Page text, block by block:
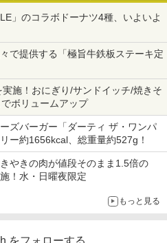
」のコラボドーナツ4種、いよいよ
で提供する「極旨牛鉄板ステーキ定
施！おにぎり/サンドイッチ/焼きそ
ボリュームアップ
ズバーガー「ダーティ ザ・ワンパ
ー約1656kcal、総重量約527g！
やきの肉が値段そのまま1.5倍の
！水・日曜夜限定
もっと見る
をフォローする